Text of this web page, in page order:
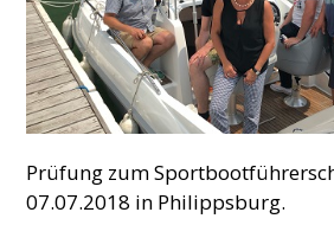
Prüfung zum
07.07.2018 in Philippsburg.